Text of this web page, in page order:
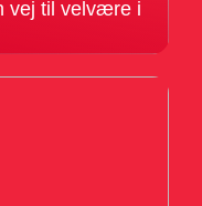
vej til velvære i